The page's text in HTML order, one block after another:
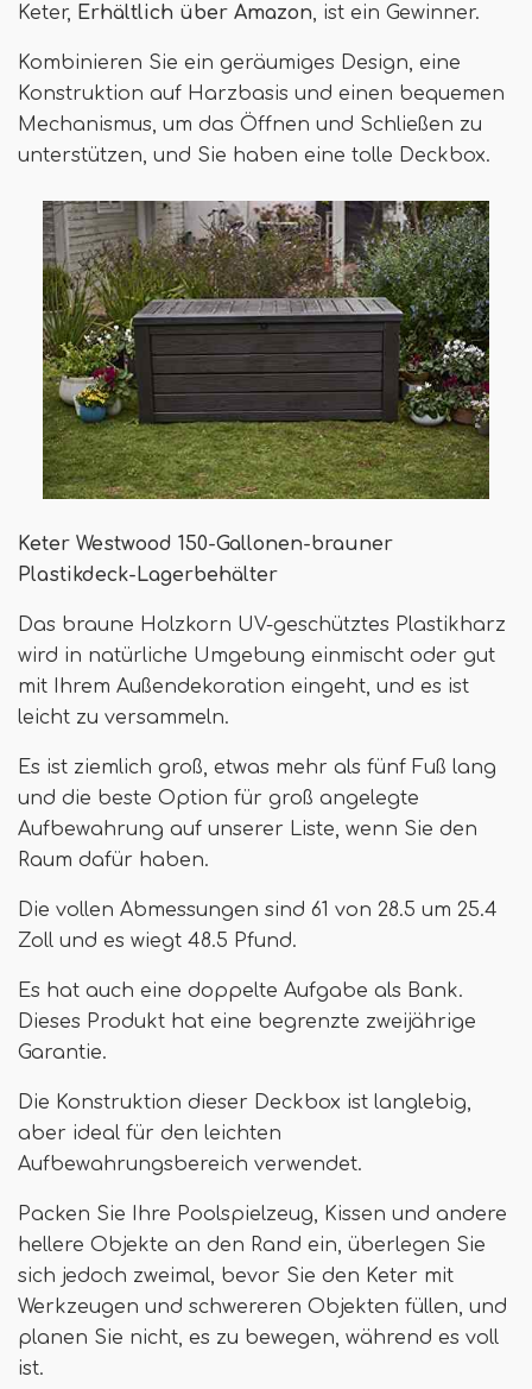
Keter, Erhältlich über Amazon, ist ein Gewinner.
Kombinieren Sie ein geräumiges Design, eine
Konstruktion auf Harzbasis und einen bequemen
Mechanismus, um das Öffnen und Schließen zu
unterstützen, und Sie haben eine tolle Deckbox.
Keter Westwood 150-Gallonen-brauner
Plastikdeck-Lagerbehälter
Das braune Holzkorn UV-geschütztes Plastikharz
wird in natürliche Umgebung einmischt oder gut
mit Ihrem Außendekoration eingeht, und es ist
leicht zu versammeln.
Es ist ziemlich groß, etwas mehr als fünf Fuß lang
und die beste Option für groß angelegte
Aufbewahrung auf unserer Liste, wenn Sie den
Raum dafür haben.
Die vollen Abmessungen sind 61 von 28.5 um 25.4
Zoll und es wiegt 48.5 Pfund.
Es hat auch eine doppelte Aufgabe als Bank.
Dieses Produkt hat eine begrenzte zweijährige
Garantie.
Die Konstruktion dieser Deckbox ist langlebig,
aber ideal für den leichten
Aufbewahrungsbereich verwendet.
Packen Sie Ihre Poolspielzeug, Kissen und andere
hellere Objekte an den Rand ein, überlegen Sie
sich jedoch zweimal, bevor Sie den Keter mit
Werkzeugen und schwereren Objekten füllen, und
planen Sie nicht, es zu bewegen, während es voll
ist.